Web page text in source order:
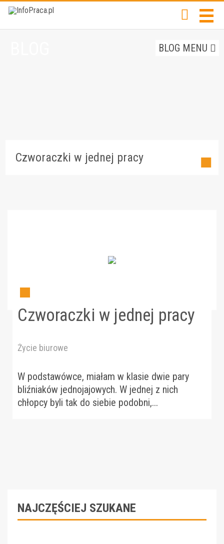
BLOG MENU
Czworaczki w jednej pracy
Czworaczki w jednej pracy
Życie biurowe
W podstawówce, miałam w klasie dwie pary
bliźniaków jednojajowych. W jednej z nich
chłopcy byli tak do siebie podobni,...
NAJCZĘŚCIEJ SZUKANE